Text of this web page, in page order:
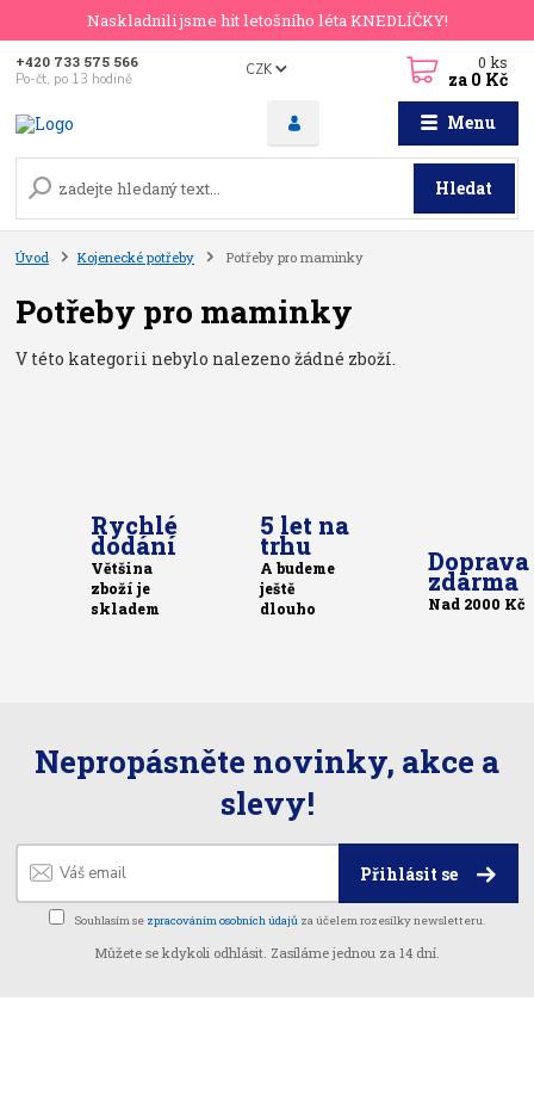
Naskladnili jsme hit letošního léta KNEDLÍČKY!
Menu
CZK
Hledat
+420 733 575 566
Po-čt, po 13 hodině
0ks
za 0 Kč
Úvod Kojenecké potřeby Potřeby pro maminky
Potřeby pro maminky
V této kategorii nebylo nalezeno žádné zboží.
Rychlé
dodání
Většina
zboží je
skladem
5 let na
trhu
A budeme
ještě
dlouho
Doprava
zdarma
Nad 2000 Kč
Nepropásněte novinky, akce a
slevy!
Přihlásit se
Souhlasím se zpracováním osobních údajů za účelem rozesílky newsletteru.
Můžete se kdykoli odhlásit. Zasíláme jednou za 14 dní.